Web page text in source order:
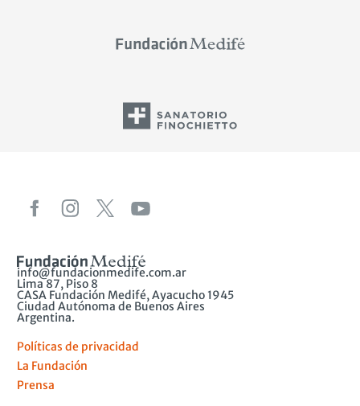
info@fundacionmedife.com.ar
Lima 87, Piso 8
CASA Fundación Medifé, Ayacucho 1945
Ciudad Autónoma de Buenos Aires
Argentina.
Políticas de privacidad
La Fundación
Prensa